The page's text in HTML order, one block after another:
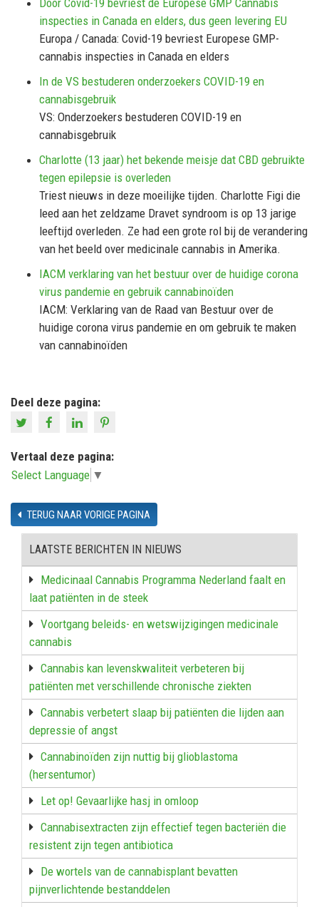
inspecties in Canada en elders, dus geen levering EU
Europa / Canada: Covid-19 bevriest Europese GMP-
cannabis inspecties in Canada en elders
In de VS bestuderen onderzoekers COVID-19 en
cannabisgebruik
VS: Onderzoekers bestuderen COVID-19 en
cannabisgebruik
Charlotte (13 jaar) het bekende meisje dat CBD gebruikte
tegen epilepsie is overleden
Triest nieuws in deze moeilijke tijden. Charlotte Figi die
leed aan het zeldzame Dravet syndroom is op 13 jarige
leeftijd overleden. Ze had een grote rol bij de verandering
van het beeld over medicinale cannabis in Amerika.
IACM verklaring van het bestuur over de huidige corona
virus pandemie en gebruik cannabinoïden
IACM: Verklaring van de Raad van Bestuur over de
huidige corona virus pandemie en om gebruik te maken
van cannabinoïden
Deel deze pagina:
Vertaal deze pagina:
Select Language ▼
TERUG NAAR VORIGE PAGINA
LAATSTE BERICHTEN IN NIEUWS
Medicinaal Cannabis Programma Nederland faalt en
laat patiënten in de steek
Voortgang beleids- en wetswijzigingen medicinale
cannabis
Cannabis kan levenskwaliteit verbeteren bij
patiënten met verschillende chronische ziekten
Cannabis verbetert slaap bij patiënten die lijden aan
depressie of angst
Cannabinoïden zijn nuttig bij glioblastoma
(hersentumor)
Let op! Gevaarlijke hasj in omloop
Cannabisextracten zijn effectief tegen bacteriën die
resistent zijn tegen antibiotica
De wortels van de cannabisplant bevatten
pijnverlichtende bestanddelen